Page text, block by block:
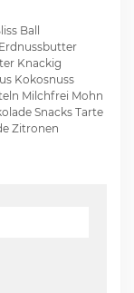
Ball
Erdnussbutter
Knackig
Kokosnuss
Milchfrei Mohn
Snacks Tarte
Zitronen